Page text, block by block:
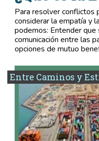
Para resolver conflictos
considerar la empatía y
podemos: Entender que
comunicación entre las
opciones de mutuo
Entre Caminos y